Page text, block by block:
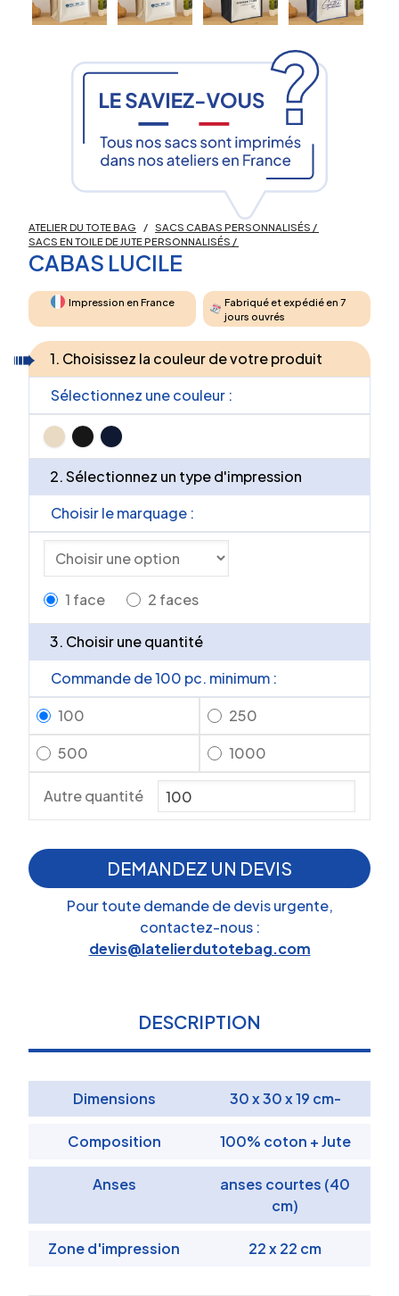
ATELIER DU TOTE BAG / SACS CABAS PERSONNALISÉS /
SACS EN TOILE DE JUTE PERSONNALISÉS /
CABAS LUCILE
Impression en France
Fabriqué et expédié en 7
jours ouvrés
1. Choisissez la couleur de votre produit
Sélectionnez une couleur :
2. Sélectionnez un type d'impression
Choisir le marquage :
1 face 2 faces
3. Choisir une quantité
Commande de 100 pc. minimum :
100
250
500
1000
Autre quantité
DEMANDEZ UN DEVIS
Pour toute demande de devis urgente,
contactez-nous :
devis@latelierdutotebag.com
DESCRIPTION
Dimensions 30 x 30 x 19 cm-
Composition 100% coton + Jute
Anses
anses courtes (40
cm)
Zone d'impression 22 x 22 cm